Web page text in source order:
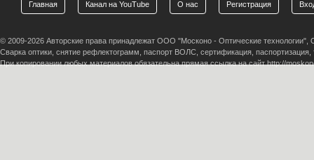
Главная Канал на YouTube О нас Регистрация
© 2009-2026 Авторские права принадлежат ООО "Москоно - Оптические
Сварка оптики, снятие рефлектограмм, паспорт ВОЛС, сертификация,
При копировании любых материалов обязательна прямая ссылка на сайт http://